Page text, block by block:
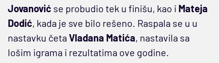
Jovanović se probudio tek u finišu, kao i Mateja
Dodić, kada je sve bilo rešeno. Raspala se u u
nastavku četa Vladana Matića, nastavila sa
lošim igrama i rezultatima ove godine.